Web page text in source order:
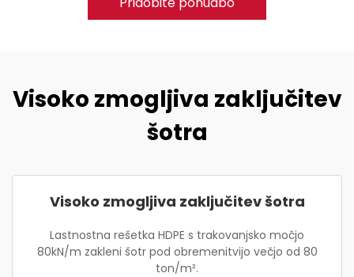
Visoko zmogljiva zaključitev
šotra
Visoko zmogljiva zaključitev šotra
Lastnostna rešetka HDPE s trakovanjsko močjo
80kN/m zakleni šotr pod obremenitvijo večjo od 80
ton/m².